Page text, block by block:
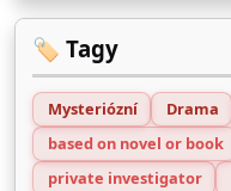
🏷️ Tagy
Mysteriózní Drama
based on novel or book
private investigator